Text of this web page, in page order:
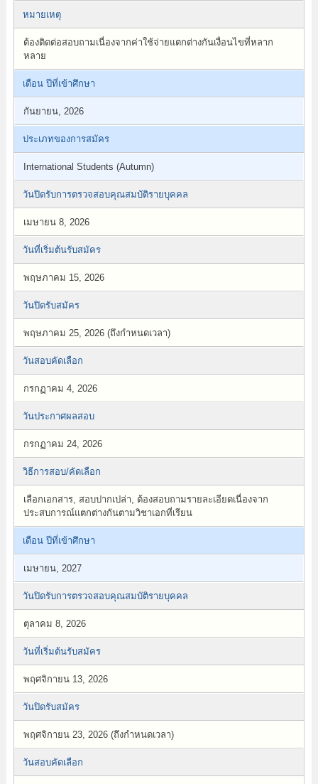
หมายเหตุ
ต้องติดต่อสอบถามเนื่องจากค่าใช้จ่ายแตกต่างกันเงื่อนไขที่หลาก
หลาย
เดือน ปีที่เข้าศึกษา
กันยายน, 2026
ประเภทของการสมัคร
International Students (Autumn)
วันปิดรับการตรวจสอบคุณสมบัติรายบุคคล
เมษายน 8, 2026
วันที่เริ่มต้นรับสมัคร
พฤษภาคม 15, 2026
วันปิดรับสมัคร
พฤษภาคม 25, 2026 (ถึงกำหนดเวลา)
วันสอบคัดเลือก
กรกฏาคม 4, 2026
วันประกาศผลสอบ
กรกฏาคม 24, 2026
วิธีการสอบ/คัดเลือก
เลือกเอกสาร, สอบปากเปล่า, ต้องสอบถามรายละเอียดเนื่องจาก
ประสบการณ์แตกต่างกันตามวิชาเอกที่เรียน
เดือน ปีที่เข้าศึกษา
เมษายน, 2027
วันปิดรับการตรวจสอบคุณสมบัติรายบุคคล
ตุลาคม 8, 2026
วันที่เริ่มต้นรับสมัคร
พฤศจิกายน 13, 2026
วันปิดรับสมัคร
พฤศจิกายน 23, 2026 (ถึงกำหนดเวลา)
วันสอบคัดเลือก